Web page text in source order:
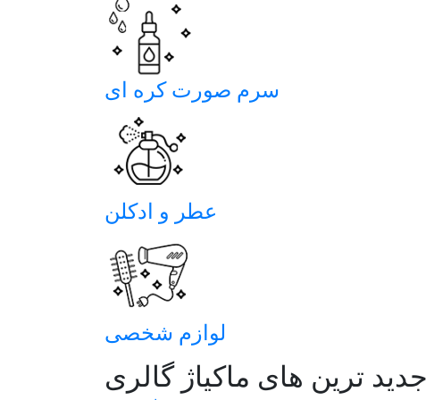
آبرسان کره ای
سرم صورت کره ای
عطر و ادکلن